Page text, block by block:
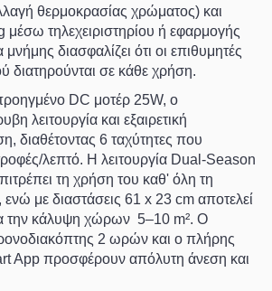
θερμοκρασίας χρώματος) και
μέσω τηλεχειριστηρίου ή εφαρμογής
διασφαλίζει ότι οι επιθυμητές
διατηρούνται σε κάθε χρήση.
DC μοτέρ 25W, ο
λειτουργία και εξαιρετική
διαθέτοντας 6 ταχύτητες που
λεπτό. Η λειτουργία Dual-Season
τη χρήση του καθ' όλη τη
ενώ με διαστάσεις 61 x 23 cm αποτελεί
την κάλυψη χώρων 5–10 m². Ο
2 ωρών και ο πλήρης
App προσφέρουν απόλυτη άνεση και